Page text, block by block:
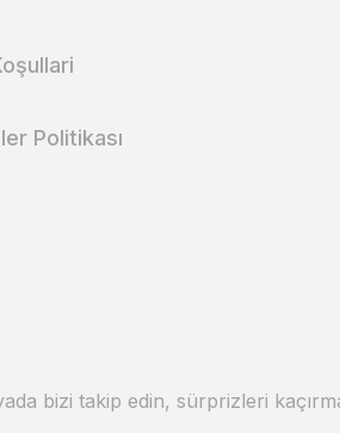
Politikası
bizi takip edin, sürprizleri